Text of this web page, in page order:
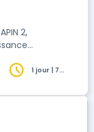
2,
Le
1 jour | 7